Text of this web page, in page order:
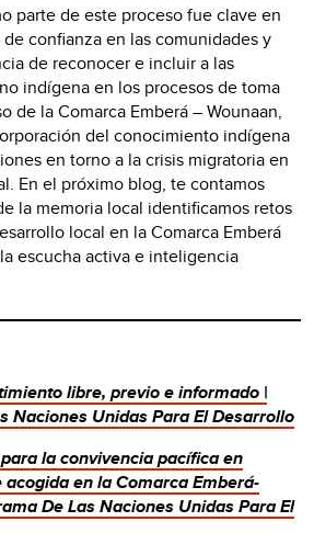
parte de este proceso fue clave en
confianza en las comunidades y
de reconocer e incluir a las
indígena en los procesos de toma
de la Comarca Emberá – Wounaan,
del conocimiento indígena
en torno a la crisis migratoria en
En el próximo blog, te contamos
la memoria local identificamos retos
local en la Comarca Emberá
escucha activa e inteligencia
libre, previo e informado |
Naciones Unidas Para El Desarrollo
la convivencia pacífica en
en la Comarca Emberá-
De Las Naciones Unidas Para El